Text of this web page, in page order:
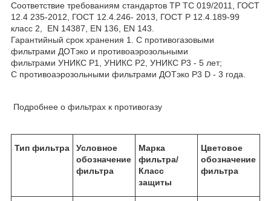
Соответствие требованиям стандартов ТР ТС 019/2011, ГОСТ
12.4 235-2012, ГОСТ 12.4.246- 2013, ГОСТ Р 12.4.189-99
класс 2, EN 14387, EN 136, EN 143.
Гарантийный срок хранения 1. С противогазовыми
фильтрами ДОТэко и противоаэрозольными
фильтрами УНИКС Р1, УНИКС Р2, УНИКС Р3 - 5 лет;
С противоаэрозольными фильтрами ДОТэко Р3 D - 3 года.
Подробнее о фильтрах к противогазу
Тип фильтра
Условное
обозначение
фильтра
Марка
фильтра/
Класс
защиты
Цветовое
обозначение
фильтра